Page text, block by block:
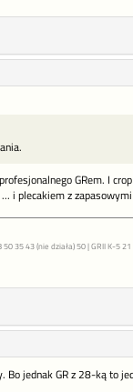
GRem. I
i plecakiem z
35 43 (nie działa) 50 | GRII K-5 21
Bo jednak GR z 28-ką